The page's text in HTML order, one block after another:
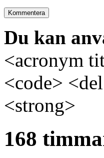
Du kan
<acronym
<code>
<strong>
168